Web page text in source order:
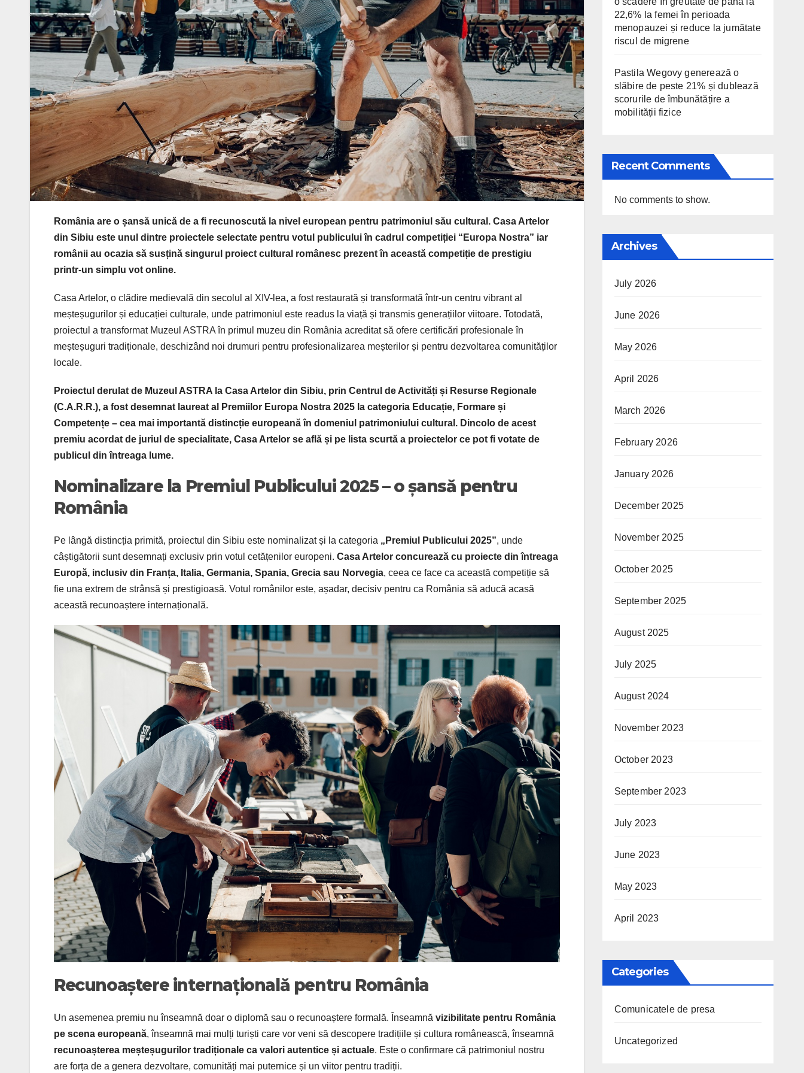
România are o șansă unică de a fi recunoscută la nivel european pentru patrimoniul său cultural. Casa Artelor
din Sibiu este unul dintre proiectele selectate pentru votul publicului în cadrul competiției “Europa Nostra” iar
românii au ocazia să susțină singurul proiect cultural românesc prezent în această competiție de prestigiu
printr-un simplu vot online.
Casa Artelor, o clădire medievală din secolul al XIV-lea, a fost restaurată și transformată într-un centru vibrant al
meșteșugurilor și educației culturale, unde patrimoniul este readus la viață și transmis generațiilor viitoare. Totodată,
proiectul a transformat Muzeul ASTRA în primul muzeu din România acreditat să ofere certificări profesionale în
meșteșuguri tradiționale, deschizând noi drumuri pentru profesionalizarea meșterilor și pentru dezvoltarea comunităților
locale.
Proiectul derulat de Muzeul ASTRA la Casa Artelor din Sibiu, prin Centrul de Activități și Resurse Regionale
(C.A.R.R.), a fost desemnat laureat al Premiilor Europa Nostra 2025 la categoria Educație, Formare și
Competențe – cea mai importantă distincție europeană în domeniul patrimoniului cultural. Dincolo de acest
premiu acordat de juriul de specialitate, Casa Artelor se află și pe lista scurtă a proiectelor ce pot fi votate de
publicul din întreaga lume.
Nominalizare la Premiul Publicului 2025 – o șansă pentru
România
Pe lângă distincția primită, proiectul din Sibiu este nominalizat și la categoria „Premiul Publicului 2025”, unde
câștigătorii sunt desemnați exclusiv prin votul cetățenilor europeni. Casa Artelor concurează cu proiecte din întreaga
Europă, inclusiv din Franța, Italia, Germania, Spania, Grecia sau Norvegia, ceea ce face ca această competiție să
fie una extrem de strânsă și prestigioasă. Votul românilor este, așadar, decisiv pentru ca România să aducă acasă
această recunoaștere internațională.
Recunoaștere internațională pentru România
Un asemenea premiu nu înseamnă doar o diplomă sau o recunoaștere formală. Înseamnă vizibilitate pentru România
pe scena europeană, înseamnă mai mulți turiști care vor veni să descopere tradițiile și cultura românească, înseamnă
recunoașterea meșteșugurilor tradiționale ca valori autentice și actuale. Este o confirmare că patrimoniul nostru
are forța de a genera dezvoltare, comunități mai puternice și un viitor pentru tradiții.
22,6% la femei în perioada
menopauzei și reduce la jumătate
riscul de migrene
Pastila Wegovy generează o
slăbire de peste 21% și dublează
scorurile de îmbunătățire a
mobilității fizice
Recent Comments
No comments to show.
Archives
July 2026
June 2026
May 2026
April 2026
March 2026
February 2026
January 2026
December 2025
November 2025
October 2025
September 2025
August 2025
July 2025
August 2024
November 2023
October 2023
September 2023
July 2023
June 2023
May 2023
April 2023
Categories
Comunicatele de presa
Uncategorized